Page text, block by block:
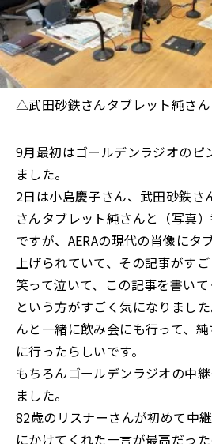
△武田砂鉄さんタブレット純さん
9月最初はゴールデンラジオのピ
ました。
2日は小島慶子さん、武田砂鉄さ
さんタブレット純さんと（写真
ですが、AERAの現代の肖像にタ
上げられていて、その記事がす
笑って泣いて、この記事を書い
という方がすごく気になりまし
んと一緒に飲み会にも行って、
に行ったらしいです。
もちろんゴールデンラジオの中
ました。
82歳のリスナーさんが初めて中
にかけてくれた一言が最高だっ